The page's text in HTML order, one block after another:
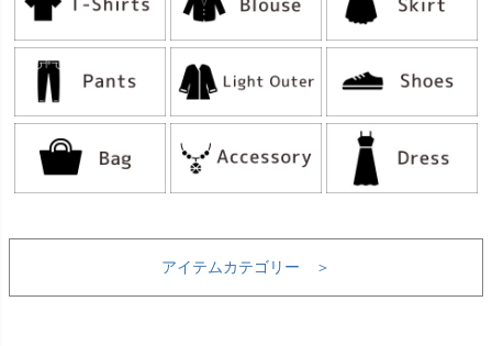
アイテムカテゴリー ＞